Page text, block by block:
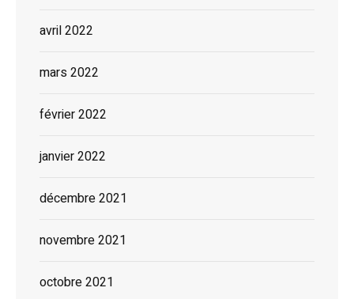
avril 2022
mars 2022
février 2022
janvier 2022
décembre 2021
novembre 2021
octobre 2021